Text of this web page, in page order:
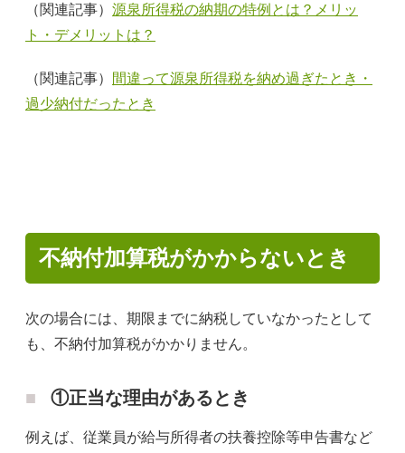
（関連記事） 源泉所得税の納期の特例とは？メリッ
ト・デメリットは？
（関連記事）
間違って源泉所得税を納め過ぎたとき・
過少納付だったとき
不納付加算税がかからないとき
次の場合には、期限までに納税していなかったとして
も、不納付加算税がかかりません。
①正当な理由があるとき
例えば、従業員が給与所得者の扶養控除等申告書など